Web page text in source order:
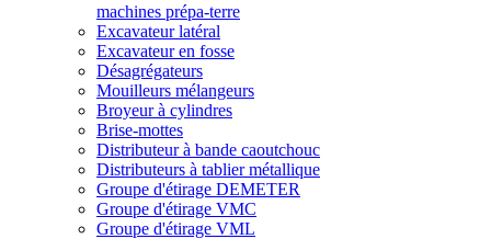
machines prépa-terre
Excavateur latéral
Excavateur en fosse
Désagrégateurs
Mouilleurs mélangeurs
Broyeur à cylindres
Brise-mottes
Distributeur à bande caoutchouc
Distributeurs à tablier métallique
Groupe d'étirage DEMETER
Groupe d'étirage VMC
Groupe d'étirage VML